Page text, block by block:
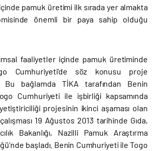
pamuk üretimi ilk sırada yer almakta
önemli bir paya sahip olduğu
faaliyetler içinde pamuk üretiminde
Cumhuriyeti’de söz konusu proje
Bu bağlamda TİKA tarafından Benin
Cumhuriyeti ile işbirliği kapsamında
projesinin ikinci aşaması olan
19 Ağustos 2013 tarihinde Gıda,
Bakanlığı, Nazilli Pamuk Araştırma
başladı. Benin Cumhuriyeti ile Togo